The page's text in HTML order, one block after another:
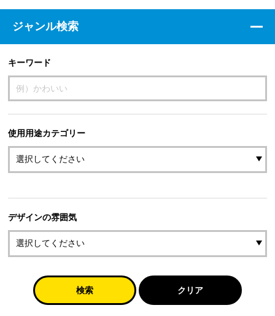
ジャンル検索
キーワード
使用用途カテゴリー
デザインの雰囲気
検索 クリア